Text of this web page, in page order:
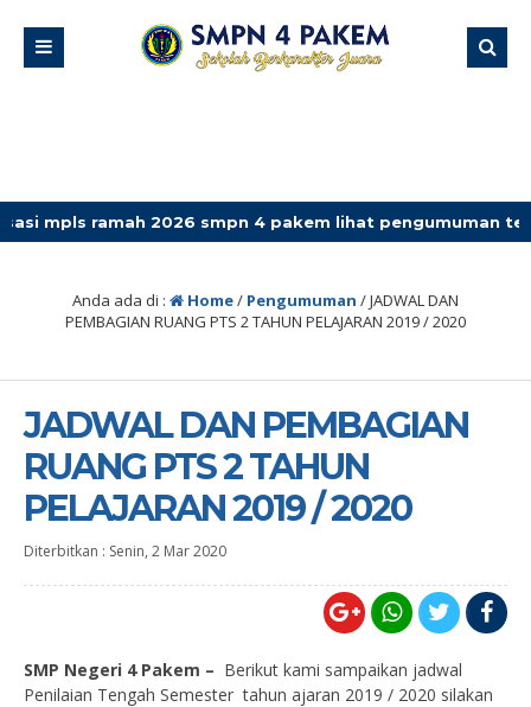
2026 smpn 4 pakem lihat pengumuman terbaru
Anda ada di : Home/ Pengumuman /JADWAL DAN
PEMBAGIAN RUANG PTS 2 TAHUN PELAJARAN 2019 / 2020
JADWAL DAN PEMBAGIAN
RUANG PTS 2 TAHUN
PELAJARAN 2019 / 2020
Diterbitkan : Senin, 2 Mar 2020
SMP Negeri 4 Pakem – Berikut kami sampaikan jadwal
Penilaian Tengah Semester tahun ajaran 2019 / 2020 silakan